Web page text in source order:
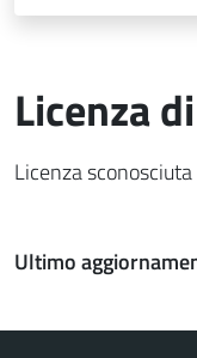
Licenza
Licenza sconosciuta
Ultimo